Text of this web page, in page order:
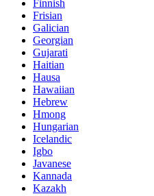
Finnish
Frisian
Galician
Georgian
Gujarati
Haitian
Hausa
Hawaiian
Hebrew
Hmong
Hungarian
Icelandic
Igbo
Javanese
Kannada
Kazakh